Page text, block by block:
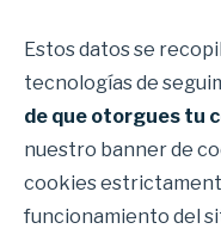
Estos datos se
tecnologías de
de que otorgues tu
nuestro banner de
cookies
funcionamiento del